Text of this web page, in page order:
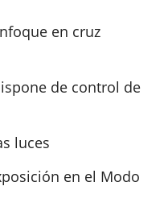
en cruz
de control de
luces
en el Modo